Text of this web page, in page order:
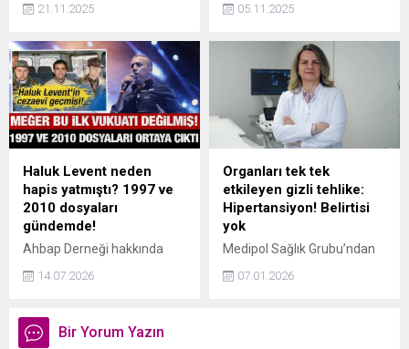
mezunlara eğitim
uluslararası kuruluşlara,
kurumsal eğitim
birimlerinden Ar-Ge
merkezlerine kadar uzanan
yeni bir kariyer alanı
sunuyor.
21.11.2025
Geçtiğimiz günlerde kalp
bakıma alındığı öğrenildi.
05.11.2025
Haluk Levent neden
hapis yatmıştı? 1997 ve
2010 dosyaları
gündemde!
Ahbap Derneği hakkında
derinleşirken, Haluk
cezaları yeniden gündeme
geldi. Haluk Levent'in 1997
14.07.2026
Organları tek tek
etkileyen gizli tehlike:
Hipertansiyon! Belirtisi
yok
Medipol Sağlık Grubu’ndan
Üyesi Hanife Memet Genç,
07.01.2026
Bir Yorum Yazın